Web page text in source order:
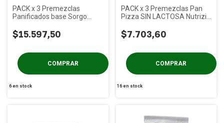
PACK x 3 Premezclas
Panificados base Sorgo
$15.597,50
6en stock
PACK x 3 Premezclas Pan
Pizza SIN LACTOSA Nutrizio
$7.703,60
16en stock